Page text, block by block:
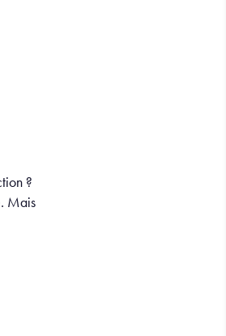
?
Mais